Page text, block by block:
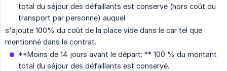
total du séjour des défaillants est conservé (hors coût du
transport par personne) auquel
s'ajoute 100% du coût de la place vide dans le car tel que
mentionné dans le contrat.
**Moins de 14 jours avant le départ: ** 100 % du montant
total du séjour des défaillants est conservé.